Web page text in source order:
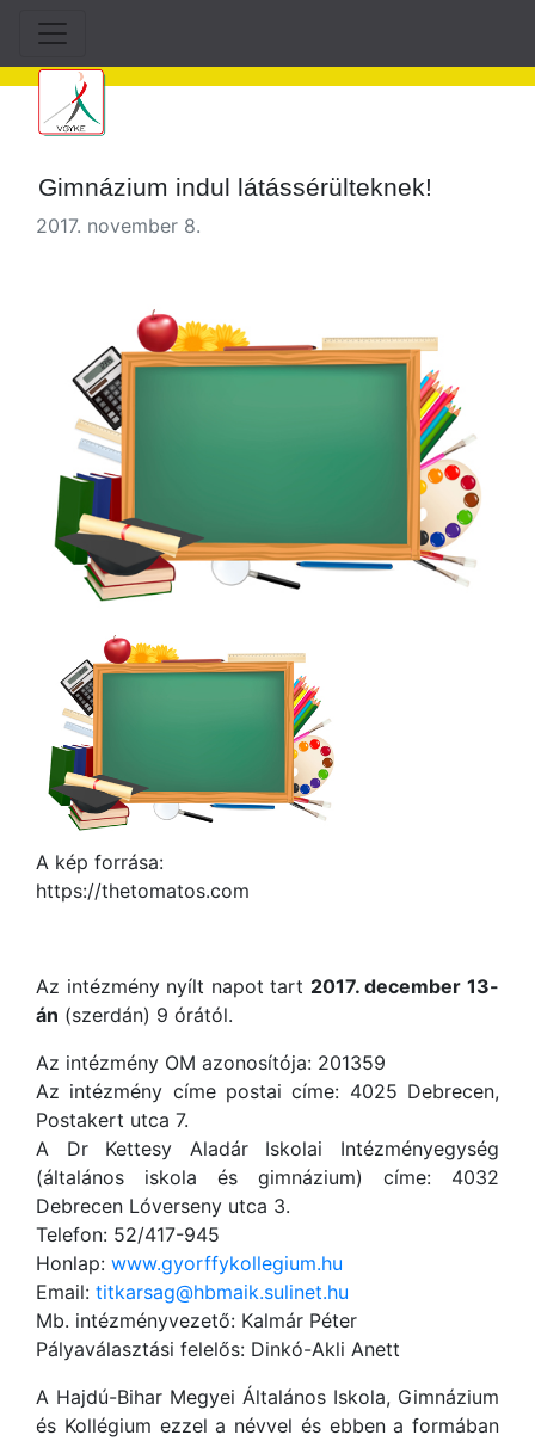
Gimnázium indul látássérülteknek!
2017. november 8.
A kép forrása:
https://thetomatos.com
Az intézmény nyílt napot tart 2017. december 13-
án (szerdán) 9 órától.
Az intézmény OM azonosítója: 201359
Az intézmény címe postai címe: 4025 Debrecen,
Postakert utca 7.
A Dr Kettesy Aladár Iskolai Intézményegység
(általános iskola és gimnázium) címe: 4032
Debrecen Lóverseny utca 3.
Telefon: 52/417-945
Honlap: www.gyorffykollegium.hu
Email: titkarsag@hbmaik.sulinet.hu
Mb. intézményvezető: Kalmár Péter
Pályaválasztási felelős: Dinkó-Akli Anett
A Hajdú-Bihar Megyei Általános Iskola, Gimnázium
és Kollégium ezzel a névvel és ebben a formában